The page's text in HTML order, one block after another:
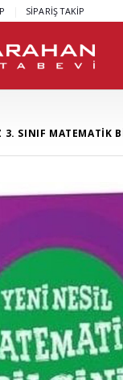
SİPARİŞ TAKİP
3. SINIF MATEMATİK